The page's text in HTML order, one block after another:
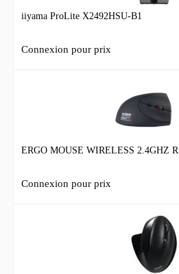
iiyama ProLite X2492HSU-B1
Connexion pour prix
ERGO MOUSE WIRELESS 2.4GHZ
Connexion pour prix